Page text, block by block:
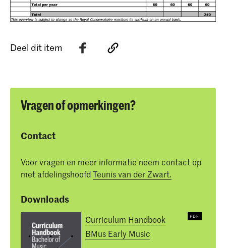
Deel dit item
Vragen of opmerkingen?
Contact
Voor vragen en meer informatie neem contact op
met afdelingshoofdTeunis van der Zwart.
Downloads
Curriculum Handbook
BMus Early Music